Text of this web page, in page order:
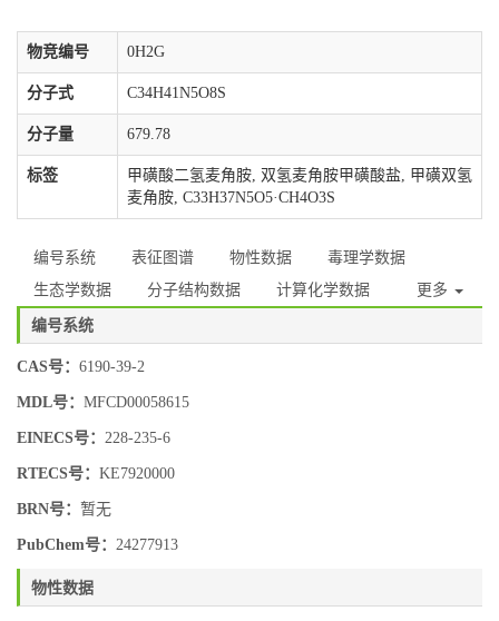
物竞编号 0H2G
分子式 C34H41N5O8S
分子量 679.78
标签
甲磺酸二氢麦角胺, 双氢麦角胺甲磺酸盐, 甲磺双氢
麦角胺, C33H37N5O5·CH4O3S
编号系统 表征图谱 物性数据
毒理学数据
生态学数据
分子结构数据 计算化学数据 更多
编号系统
CAS号： 6190-39-2
MDL号： MFCD00058615
EINECS号： 228-235-6
RTECS号： KE7920000
BRN号： 暂无
PubChem号： 24277913
物性数据